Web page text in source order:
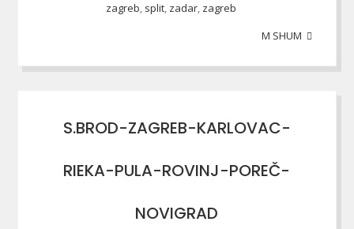
zagreb, split, zadar, zagreb
M SHUM
S.BROD-ZAGREB-KARLOVAC-
RIEKA-PULA-ROVINJ-POREČ-
NOVIGRAD